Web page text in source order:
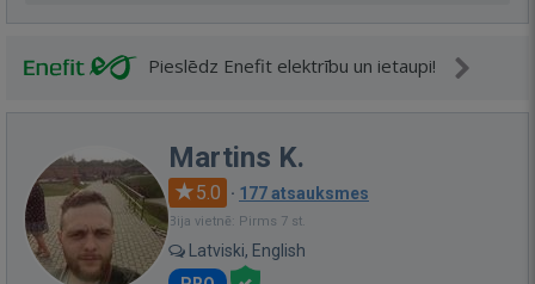
Pieslēdz Enefit elektrību un ietaupi!
Martins K.
5.0 · 177 atsauksmes
Bija vietnē: Pirms 7 st.
Latviski, English